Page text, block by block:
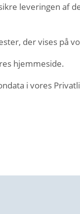
leveringen af
der vises på
hjemmeside.
i vores